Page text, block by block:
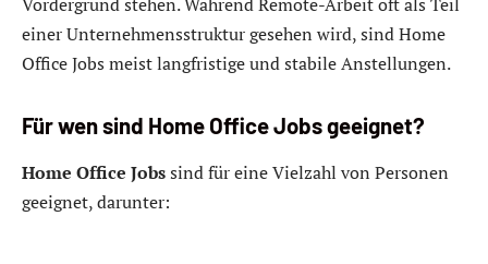
einer Unternehmensstruktur gesehen wird, sind Home
Office Jobs meist langfristige und stabile Anstellungen.
Für wen sind Home Office Jobs geeignet?
Home Office Jobssind für eine Vielzahl von Personen
geeignet, darunter: